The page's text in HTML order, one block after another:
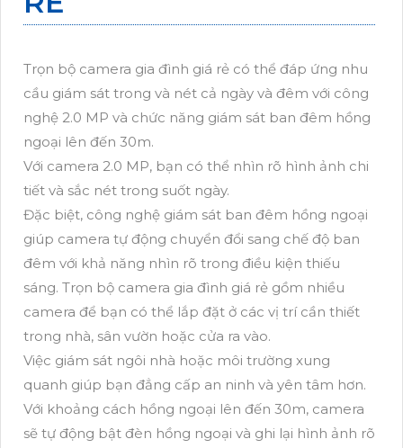
Trọn bộ camera gia đình giá rẻ có thể đáp ứng nhu
cầu giám sát trong và nét cả ngày và đêm với công
nghệ 2.0 MP và chức năng giám sát ban đêm hồng
ngoại lên đến 30m.
Với camera 2.0 MP, bạn có thể nhìn rõ hình ảnh chi
tiết và sắc nét trong suốt ngày.
Đặc biệt, công nghệ giám sát ban đêm hồng ngoại
giúp camera tự động chuyển đổi sang chế độ ban
đêm với khả năng nhìn rõ trong điều kiện thiếu
sáng. Trọn bộ camera gia đình giá rẻ gồm nhiều
camera để bạn có thể lắp đặt ở các vị trí cần thiết
trong nhà, sân vườn hoặc cửa ra vào.
Việc giám sát ngôi nhà hoặc môi trường xung
quanh giúp bạn đẳng cấp an ninh và yên tâm hơn.
Với khoảng cách hồng ngoại lên đến 30m, camera
sẽ tự động bật đèn hồng ngoại và ghi lại hình ảnh rõ